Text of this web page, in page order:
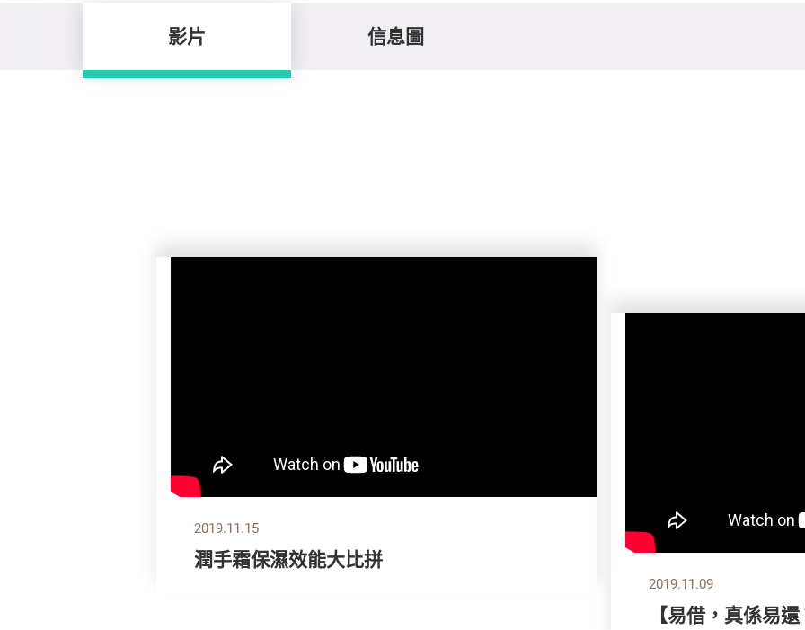
影片 信息圖
2019.11.15
潤手霜保濕效能大比拼
2019.11.09
【易借，真係易